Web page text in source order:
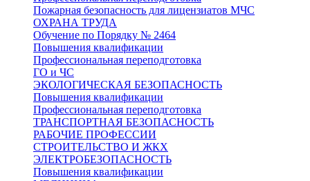
Пожарная безопасность для лицензиатов МЧС
ОХРАНА ТРУДА
Обучение по Порядку № 2464
Повышения квалификации
Профессиональная переподготовка
ГО и ЧС
ЭКОЛОГИЧЕСКАЯ БЕЗОПАСНОСТЬ
Повышения квалификации
Профессиональная переподготовка
ТРАНСПОРТНАЯ БЕЗОПАСНОСТЬ
РАБОЧИЕ ПРОФЕССИИ
СТРОИТЕЛЬСТВО И ЖКХ
ЭЛЕКТРОБЕЗОПАСНОСТЬ
Повышения квалификации